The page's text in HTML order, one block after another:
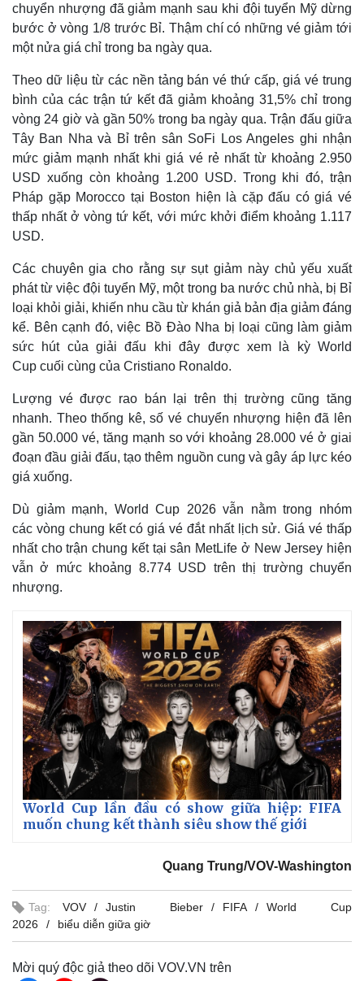
Thế giới
Quan sát
Cuộc sống đó đây
Multimedia
Video
Ảnh
Infographic
chuyển nhượng đã giảm mạnh sau khi đội tuyển Mỹ dừng
bước ở vòng 1/8 trước Bỉ. Thậm chí có những vé giảm tới
một nửa giá chỉ trong ba ngày qua.
Theo dữ liệu từ các nền tảng bán vé thứ cấp, giá vé trung
bình của các trận tứ kết đã giảm khoảng 31,5% chỉ trong
vòng 24 giờ và gần 50% trong ba ngày qua. Trận đấu giữa
Tây Ban Nha và Bỉ trên sân SoFi Los Angeles ghi nhận
mức giảm mạnh nhất khi giá vé rẻ nhất từ khoảng 2.950
USD xuống còn khoảng 1.200 USD. Trong khi đó, trận
Pháp gặp Morocco tại Boston hiện là cặp đấu có giá vé
thấp nhất ở vòng tứ kết, với mức khởi điểm khoảng 1.117
USD.
Các chuyên gia cho rằng sự sụt giảm này chủ yếu xuất
phát từ việc đội tuyển Mỹ, một trong ba nước chủ nhà, bị Bỉ
loại khỏi giải, khiến nhu cầu từ khán giả bản địa giảm đáng
kể. Bên cạnh đó, việc Bồ Đào Nha bị loại cũng làm giảm
sức hút của giải đấu khi đây được xem là kỳ World
Cup cuối cùng của Cristiano Ronaldo.
Lượng vé được rao bán lại trên thị trường cũng tăng
nhanh. Theo thống kê, số vé chuyển nhượng hiện đã lên
gần 50.000 vé, tăng mạnh so với khoảng 28.000 vé ở giai
đoạn đầu giải đấu, tạo thêm nguồn cung và gây áp lực kéo
giá xuống.
Dù giảm mạnh, World Cup 2026 vẫn nằm trong nhóm
các vòng chung kết có giá vé đắt nhất lịch sử. Giá vé thấp
nhất cho trận chung kết tại sân MetLife ở New Jersey hiện
vẫn ở mức khoảng 8.774 USD trên thị trường chuyển
nhượng.
World Cup lần đầu có show giữa hiệp: FIFA
muốn chung kết thành siêu show thế giới
Quang Trung/VOV-Washington
Tag: VOV Justin Bieber FIFA
World Cup
2026
biểu diễn giữa giờ
Mời quý độc giả theo dõi VOV.VN trên